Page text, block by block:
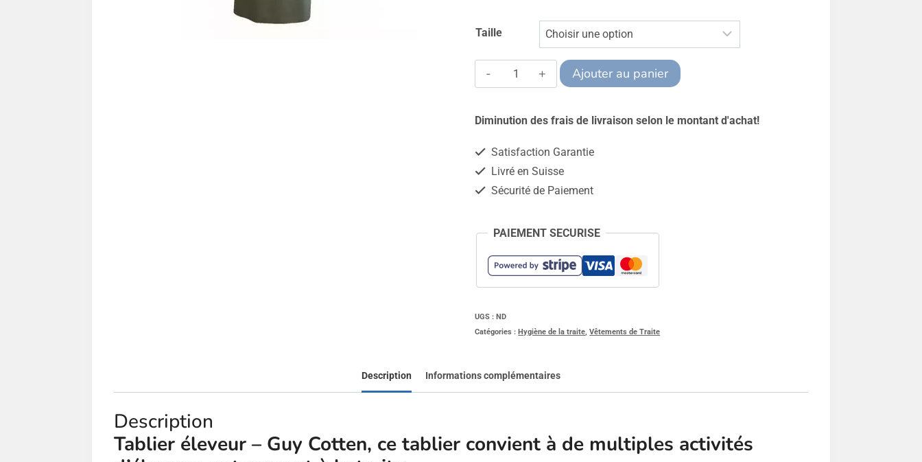
Taille
quantité
de
Tablier
-
Ajouter au panier
Diminution des frais de livraison selon le montant d'achat!
Satisfaction Garantie
Livré en Suisse
Sécurité de Paiement
PAIEMENT SECURISE
UGS :ND
Catégories :Hygiène de la traite ,Vêtements de Traite
Description Informations complémentaires
Description
Tablier éleveur – Guy Cotten, ce tablier convient à de multiples activités